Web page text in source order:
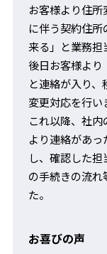
お客様より住
に伴う契約住
来る」と業務担
後日お客様より
と連絡が入り
変更対応を行い
これ以降、社
より連絡があ
し、確認した
の手続きの流
た。
お喜びの声